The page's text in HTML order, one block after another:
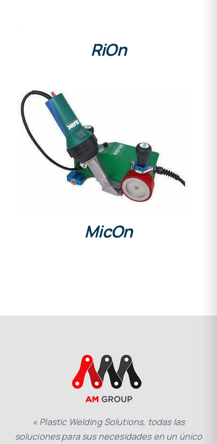
RiOn
DETAILS
MicOn
« Plastic Welding Solutions, todas las
soluciones para sus necesidades en un único